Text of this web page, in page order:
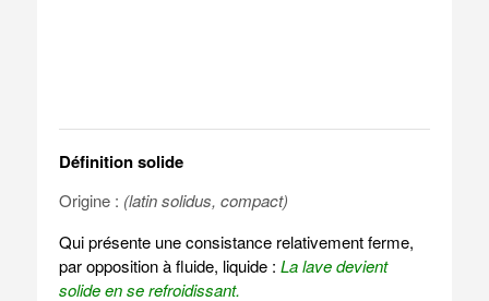
Définition solide
Origine : (latin solidus, compact)
Qui présente une consistance relativement ferme,
par opposition à fluide, liquide : La lave devient
solide en se refroidissant.